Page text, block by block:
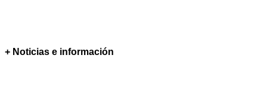
+ Noticias e información